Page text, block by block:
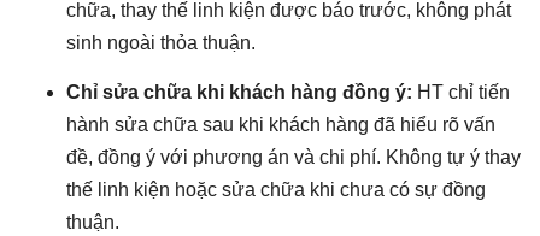
chữa, thay thế linh kiện được báo trước, không phát
sinh ngoài thỏa thuận.
Chỉ sửa chữa khi khách hàng đồng ý: HT chỉ tiến
hành sửa chữa sau khi khách hàng đã hiểu rõ vấn
đề, đồng ý với phương án và chi phí. Không tự ý thay
thế linh kiện hoặc sửa chữa khi chưa có sự đồng
thuận.